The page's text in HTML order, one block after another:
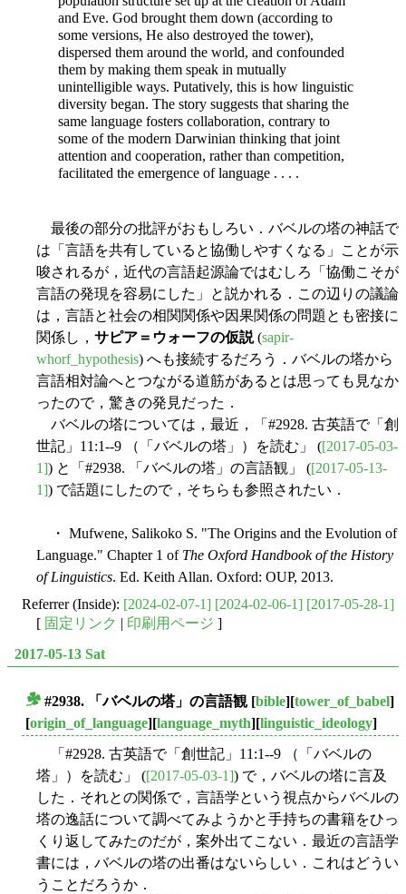
and Eve. God brought them down (according to
some versions, He also destroyed the tower),
dispersed them around the world, and confounded
them by making them speak in mutually
unintelligible ways. Putatively, this is how linguistic
diversity began. The story suggests that sharing the
same language fosters collaboration, contrary to
some of the modern Darwinian thinking that joint
attention and cooperation, rather than competition,
facilitated the emergence of language . . . .
最後の部分の批評がおもしろい．バベルの塔の神話で
は「言語を共有していると協働しやすくなる」ことが示
唆されるが，近代の言語起源論ではむしろ「協働こそが
言語の発現を容易にした」と説かれる．この辺りの議論
は，言語と社会の相関関係や因果関係の問題とも密接に
関係し， サピア＝ウォーフの仮説(sapir-
whorf_hypothesis) へも接続するだろう．バベルの塔から
言語相対論へとつながる道筋があるとは思っても見なか
ったので，驚きの発見だった．
バベルの塔については，最近，「#2928. 古英語で「創
世記」11:1--9 （「バベルの塔」）を読む」 ([2017-05-03-
1]) と「#2938. 「バベルの塔」の言語観」 ([2017-05-13-
1]) で話題にしたので，そちらも参照されたい．
・ Mufwene, Salikoko S. "The Origins and the Evolution of
Language." Chapter 1 of The Oxford Handbook of the History
of Linguistics. Ed. Keith Allan. Oxford: OUP, 2013.
Referrer (Inside): [2024-02-07-1] [2024-02-06-1] [2017-05-28-1]
[ 固定リンク | 印刷用ページ ]
2017-05-13 Sat
#2938. 「バベルの塔」の言語観[bible][tower_of_babel]
[origin_of_language][language_myth][linguistic_ideology]
「#2928. 古英語で「創世記」11:1--9 （「バベルの
塔」）を読む」 ([2017-05-03-1]) で，バベルの塔に言及
した．それとの関係で，言語学という視点からバベルの
塔の逸話について調べてみようかと手持ちの書籍をひっ
くり返してみたのだが，案外出てこない．最近の言語学
書には，バベルの塔の出番はないらしい．これはどうい
うことだろうか．